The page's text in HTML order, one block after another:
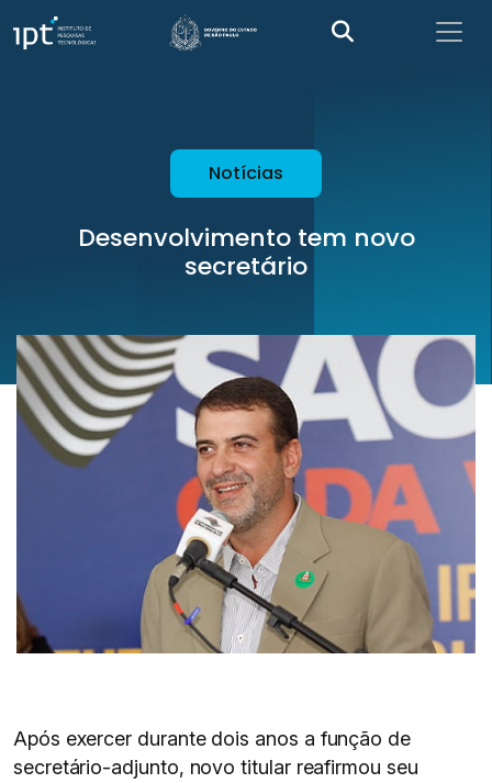
Notícias
Desenvolvimento tem novo
secretário
Após exercer durante dois anos a função de
secretário-adjunto, novo titular reafirmou seu